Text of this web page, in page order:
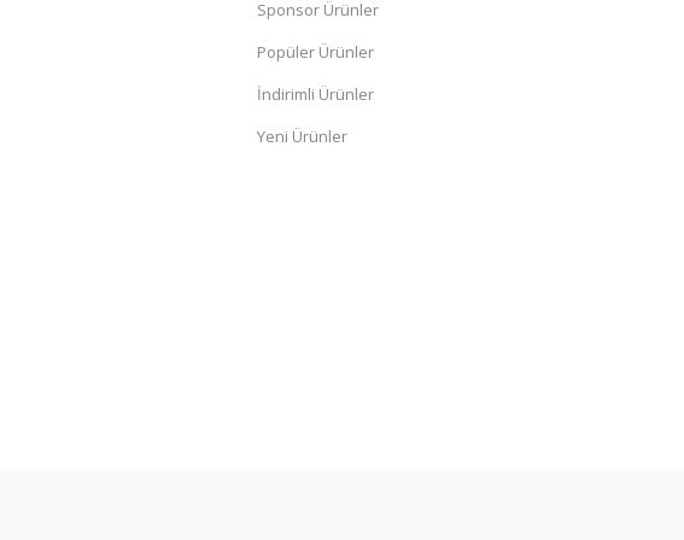
Sponsor Ürünler
Popüler Ürünler
İndirimli Ürünler
Yeni Ürünler